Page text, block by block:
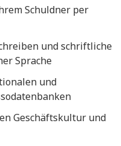
Schuldner per
und schriftliche
Sprache
und
Geschäftskultur und